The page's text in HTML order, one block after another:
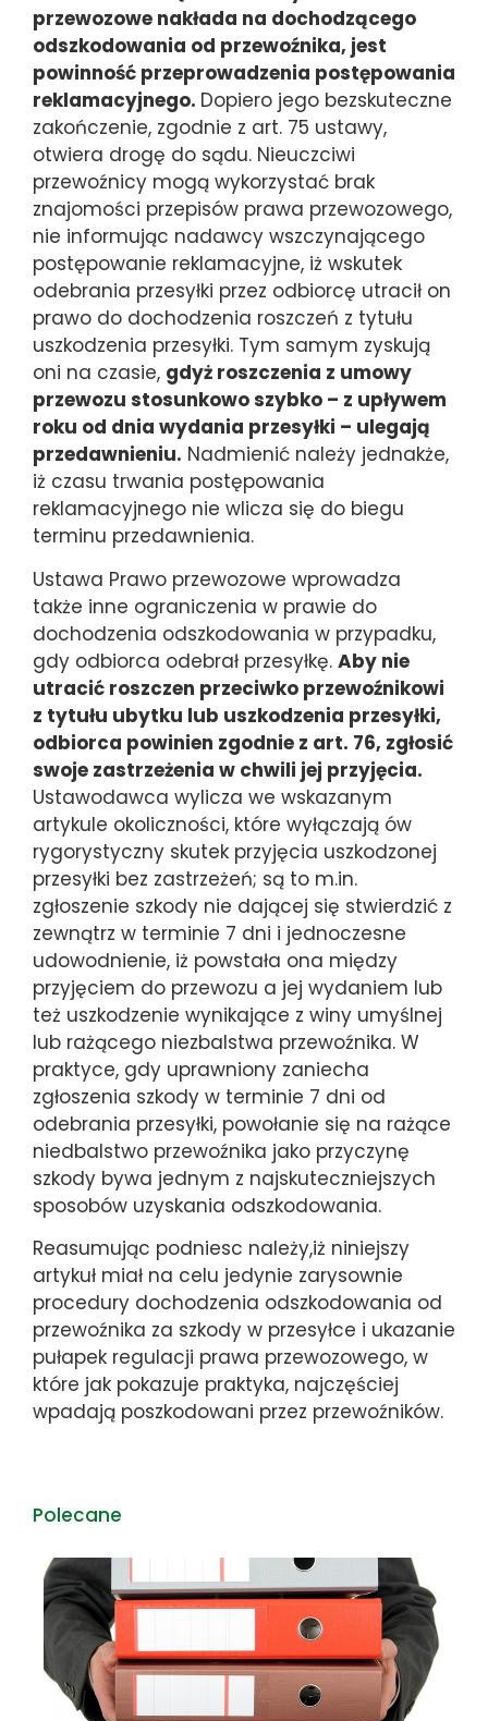
przewozowe nakłada na dochodzącego
odszkodowania od przewoźnika, jest
powinność przeprowadzenia postępowania
reklamacyjnego. Dopiero jego bezskuteczne
zakończenie, zgodnie z art. 75 ustawy,
otwiera drogę do sądu. Nieuczciwi
przewoźnicy mogą wykorzystać brak
znajomości przepisów prawa przewozowego,
nie informując nadawcy wszczynającego
postępowanie reklamacyjne, iż wskutek
odebrania przesyłki przez odbiorcę utracił on
prawo do dochodzenia roszczeń z tytułu
uszkodzenia przesyłki. Tym samym zyskują
oni na czasie, gdyż roszczenia z umowy
przewozu stosunkowo szybko – z upływem
roku od dnia wydania przesyłki – ulegają
przedawnieniu. Nadmienić należy jednakże,
iż czasu trwania postępowania
reklamacyjnego nie wlicza się do biegu
terminu przedawnienia.
Ustawa Prawo przewozowe wprowadza
także inne ograniczenia w prawie do
dochodzenia odszkodowania w przypadku,
gdy odbiorca odebrał przesyłkę. Aby nie
utracić roszczen przeciwko przewoźnikowi
z tytułu ubytku lub uszkodzenia przesyłki,
odbiorca powinien zgodnie z art. 76, zgłosić
swoje zastrzeżenia w chwili jej przyjęcia.
Ustawodawca wylicza we wskazanym
artykule okoliczności, które wyłączają ów
rygorystyczny skutek przyjęcia uszkodzonej
przesyłki bez zastrzeżeń; są to m.in.
zgłoszenie szkody nie dającej się stwierdzić z
zewnątrz w terminie 7 dni i jednoczesne
udowodnienie, iż powstała ona między
przyjęciem do przewozu a jej wydaniem lub
też uszkodzenie wynikające z winy umyślnej
lub rażącego niezbalstwa przewoźnika. W
praktyce, gdy uprawniony zaniecha
zgłoszenia szkody w terminie 7 dni od
odebrania przesyłki, powołanie się na rażące
niedbalstwo przewoźnika jako przyczynę
szkody bywa jednym z najskuteczniejszych
sposobów uzyskania odszkodowania.
Reasumując podniesc należy,iż niniejszy
artykuł miał na celu jedynie zarysownie
procedury dochodzenia odszkodowania od
przewoźnika za szkody w przesyłce i ukazanie
pułapek regulacji prawa przewozowego, w
które jak pokazuje praktyka, najczęściej
wpadają poszkodowani przez przewoźników.
Polecane